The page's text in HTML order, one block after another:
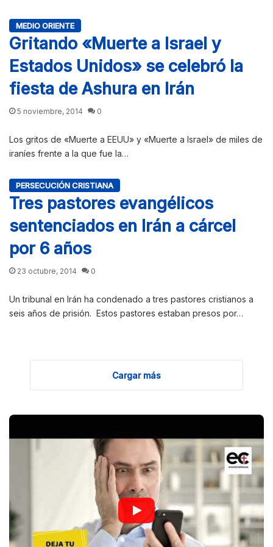
MEDIO ORIENTE
Gritando «Muerte a Israel y
Estados Unidos» se celebró la
fiesta de Ashura en Irán
5 noviembre, 2014 0
Los gritos de «Muerte a EEUU» y «Muerte a Israel» de miles de
iraníes frente a la que fue la…
PERSECUCIÓN CRISTIANA
Tres pastores evangélicos
sentenciados en Irán a cárcel
por 6 años
23 octubre, 2014 0
Un tribunal en Irán ha condenado a tres pastores cristianos a
seis años de prisión. Estos pastores estaban presos por…
Cargar más